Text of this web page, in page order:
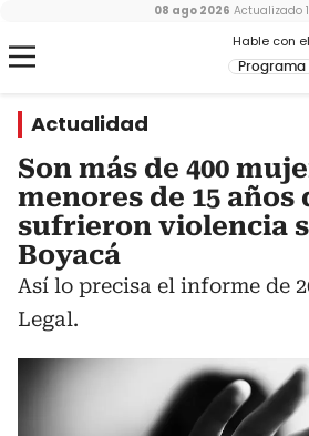
Hable con el
Programa
08 ago 2026 Actualizado
Actualidad
Son más de 400
menores de 15 años
sufrieron violencia
Boyacá
Así lo precisa el informe de
Legal.